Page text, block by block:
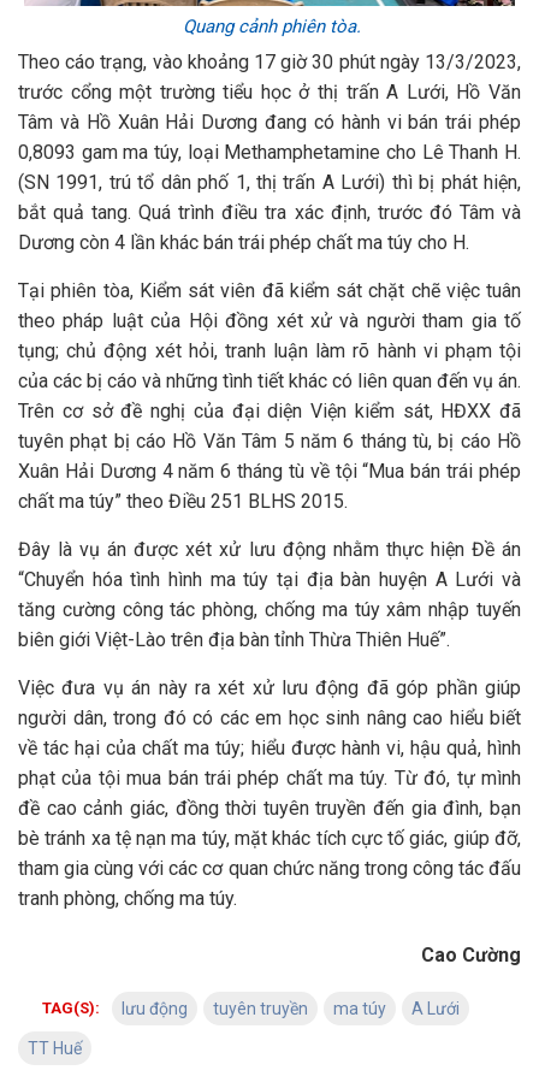
Quang cảnh phiên tòa.
Theo cáo trạng, vào khoảng 17 giờ 30 phút ngày 13/3/2023,
trước cổng một trường tiểu học ở thị trấn A Lưới, Hồ Văn
Tâm và Hồ Xuân Hải Dương đang có hành vi bán trái phép
0,8093 gam ma túy, loại Methamphetamine cho Lê Thanh H.
(SN 1991, trú tổ dân phố 1, thị trấn A Lưới) thì bị phát hiện,
bắt quả tang. Quá trình điều tra xác định, trước đó Tâm và
Dương còn 4 lần khác bán trái phép chất ma túy cho H.
Tại phiên tòa, Kiểm sát viên đã kiểm sát chặt chẽ việc tuân
theo pháp luật của Hội đồng xét xử và người tham gia tố
tụng; chủ động xét hỏi, tranh luận làm rõ hành vi phạm tội
của các bị cáo và những tình tiết khác có liên quan đến vụ án.
Trên cơ sở đề nghị của đại diện Viện kiểm sát, HĐXX đã
tuyên phạt bị cáo Hồ Văn Tâm 5 năm 6 tháng tù, bị cáo Hồ
Xuân Hải Dương 4 năm 6 tháng tù về tội “Mua bán trái phép
chất ma túy” theo Điều 251 BLHS 2015.
Đây là vụ án được xét xử lưu động nhằm thực hiện Đề án
“Chuyển hóa tình hình ma túy tại địa bàn huyện A Lưới và
tăng cường công tác phòng, chống ma túy xâm nhập tuyến
biên giới Việt-Lào trên địa bàn tỉnh Thừa Thiên Huế”.
Việc đưa vụ án này ra xét xử lưu động đã góp phần giúp
người dân, trong đó có các em học sinh nâng cao hiểu biết
về tác hại của chất ma túy; hiểu được hành vi, hậu quả, hình
phạt của tội mua bán trái phép chất ma túy. Từ đó, tự mình
đề cao cảnh giác, đồng thời tuyên truyền đến gia đình, bạn
bè tránh xa tệ nạn ma túy, mặt khác tích cực tố giác, giúp đỡ,
tham gia cùng với các cơ quan chức năng trong công tác đấu
tranh phòng, chống ma túy.
Cao Cường
TAG(S): lưu động tuyên truyền ma túy A Lưới
TT Huế